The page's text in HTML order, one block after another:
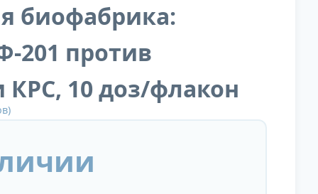
биофабрика:
201 против
10 доз/флакон